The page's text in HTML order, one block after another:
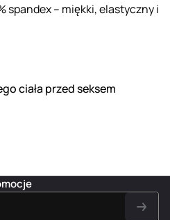
spandex – miękki, elastyczny i
ciała przed seksem